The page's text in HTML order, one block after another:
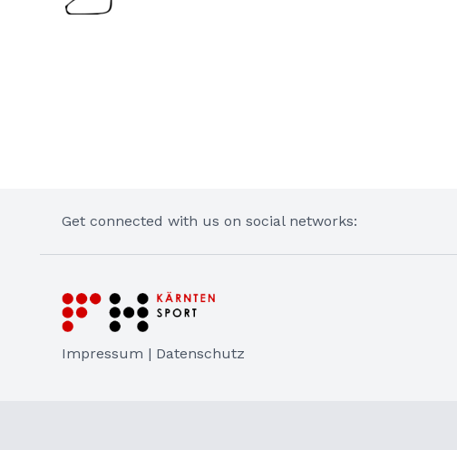
Get connected with us on social networks:
Impressum | Datenschutz